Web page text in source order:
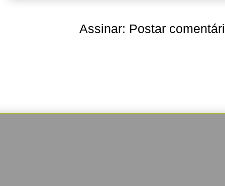
Assinar: Postar